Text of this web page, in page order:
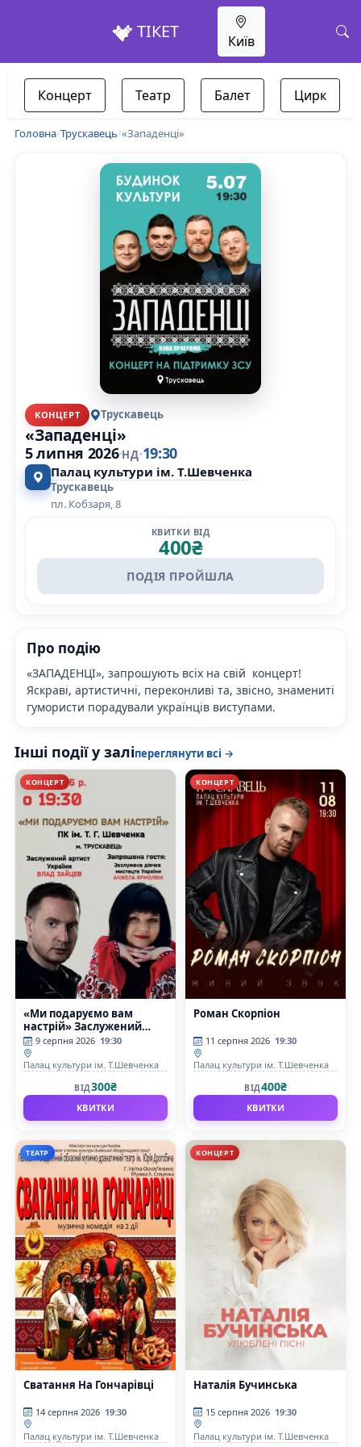
ТІКЕТ Київ
Концерт Театр Балет Цирк
Головна/Трускавець/«Западенці»
КОНЦЕРТ Трускавець
«Западенці»
5 липня 2026 НД 19:30
Палац культури ім. Т.Шевченка
Трускавець
пл. Кобзаря, 8
КВИТКИ ВІД
400₴
ПОДІЯ ПРОЙШЛА
Про подію
«ЗАПАДЕНЦІ», запрошують всіх на свій концерт!
Яскраві, артистичні, переконливі та, звісно, знамениті
гумористи порадували українців виступами.
Інші події у заліпереглянути всі →
КОНЦЕРТ
«Ми подаруємо вам
настрій» Заслужений
артист України Влад
Зайцев та заслужена
діячка мистецтв України
9 серпня 2026 19:30
Палац культури ім. Т.Шевченка
ВІД300₴
КВИТКИ
КОНЦЕРТ
Роман Скорпіон
11 серпня 2026 19:30
Палац культури ім. Т.Шевченка
ВІД400₴
КВИТКИ
ТЕАТР
Сватання На Гончарівці
14 серпня 2026 19:30
Палац культури ім. Т.Шевченка
КОНЦЕРТ
Наталія Бучинська
15 серпня 2026 19:30
Палац культури ім. Т.Шевченка